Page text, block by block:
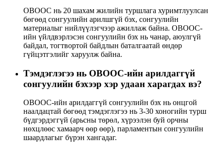
OBOOC нь 20 шахам жилийн туршлага хуримтлуулсан
бөгөөд сонгуулийн арилшгүй бэх, сонгуулийн
материалыг нийлүүлэгчээр ажиллаж байна. OBOOC-
ийн үйлдвэрлэсэн сонгуулийн бэх нь чанар, аюулгүй
байдал, тогтвортой байдлын баталгаатай өндөр
гүйцэтгэлийг харуулж байна.
Тэмдэглэгээ нь OBOOC-ийн арилдаггүй
сонгуулийн бэхээр хэр удаан харагдах вэ?
OBOOC-ийн арилдаггүй сонгуулийн бэх нь онцгой
наалдацтай бөгөөд тэмдэглэгээ нь 3-30 хоногийн турш
бүдгэрдэггүй (арьсны төрөл, хүрээлэн буй орчны
нөхцлөөс хамаарч өөр өөр), парламентын сонгуулийн
шаардлагыг бүрэн хангадаг.